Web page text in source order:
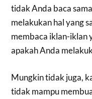
tidak Anda baca
melakukan hal yang
membaca iklan-iklan
apakah Anda
Mungkin tidak juga,
tidak mampu